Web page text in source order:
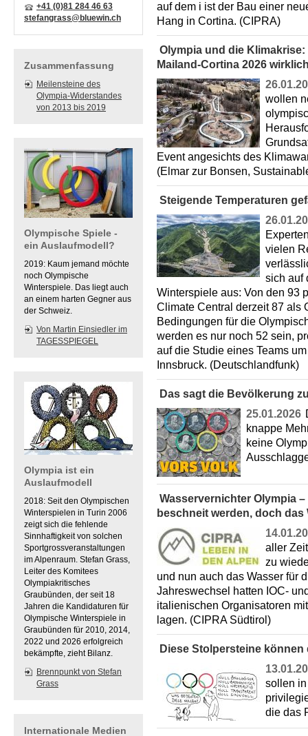
+41 (0)81 284 46 63
stefangrass@bluewin.ch
Zusammenfassung
Meilensteine des
Olympia-Widerstandes
von 2013 bis 2019
Olympische Spiele -
ein Auslaufmodell?
2019: Kaum jemand möchte
noch Olympische
Winterspiele. Das liegt auch
an einem harten Gegner aus
der Schweiz.
Von Martin Einsiedler im
TAGESSPIEGEL
Olympia ist ein
Auslaufmodell
2018: Seit den Olympischen
Winterspielen in Turin 2006
zeigt sich die fehlende
Sinnhaftigkeit von solchen
Sportgrossveranstaltungen
im Alpenraum. Stefan Grass,
Leiter des Komitees
Olympiakritisches
Graubünden, der seit 18
Jahren die Kandidaturen für
Olympische Winterspiele in
Graubünden für 2010, 2014,
2022 und 2026 erfolgreich
bekämpfte, zieht Bilanz.
Brennpunkt von Stefan
Grass
Internationale Medien
auf dem i ist der Bau einer
Hang in Cortina. (CIPRA)
Olympia und die
Mailand-Cortina 2026
wollen
Event angesichts des
(Elmar zur Bonsen,
Steigende Temperaturen
vielen
sich auf
Winterspiele aus: Von den 93
Climate Central derzeit 87 als
Bedingungen für die
werden es nur noch 52 sein,
auf die Studie eines Teams
Innsbruck. (Deutschlandfunk)
Das sagt die Bevölkerung
25.01.2026
knappe
keine
Wasservernichter Olympia
beschneit werden, doch das
aller
zu
und nun auch das Wasser für
Jahreswechsel hatten IOC-
italienischen Organisatoren
lagen. (CIPRA Südtirol)
Diese Stolpersteine
sollen
die das